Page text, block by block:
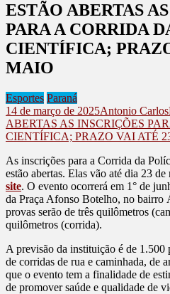
ESTÃO ABERTAS
PARA A CORRIDA
CIENTÍFICA;
MAIO
Esportes Paraná
14 de março de 2025Antonio Carlos
ABERTAS AS INSCRIÇÕES
CIENTÍFICA; PRAZO VAI ATÉ
As inscrições para a Corrida da
estão abertas. Elas vão até dia 23
site. O evento ocorrerá em 1° de
da Praça Afonso Botelho, no bairro
provas serão de três quilômetros
quilômetros (corrida).
A previsão da instituição é de 1.500
de corridas de rua e caminhada, de
que o evento tem a finalidade de
de promover saúde e qualidade de